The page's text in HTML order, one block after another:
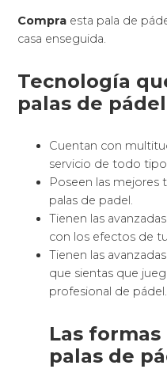
Compra esta pala de
casa enseguida.
Tecnología
palas de
Cuentan con
servicio de todo
Poseen las mejores
palas de padel.
Tienen las
con los efectos de
Tienen las
que sientas que
profesional de pádel.
Las
palas de